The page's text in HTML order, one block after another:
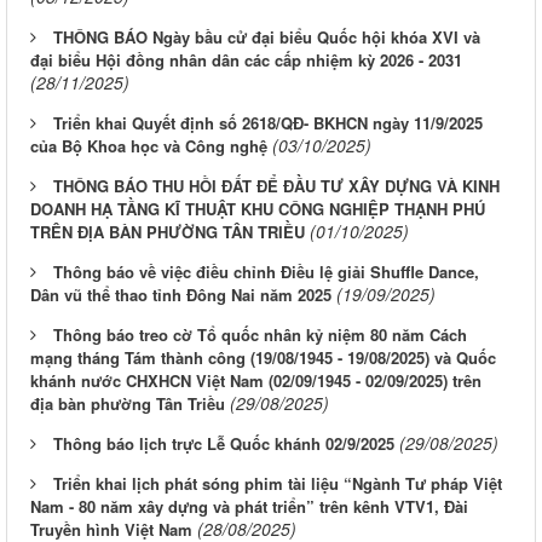
THÔNG BÁO Ngày bầu cử đại biểu Quốc hội khóa XVI và
đại biểu Hội đồng nhân dân các cấp nhiệm kỳ 2026 - 2031
(28/11/2025)
Triển khai Quyết định số 2618/QĐ- BKHCN ngày 11/9/2025
của Bộ Khoa học và Công nghệ (03/10/2025)
THÔNG BÁO THU HỒI ĐẤT ĐỂ ĐẦU TƯ XÂY DỰNG VÀ KINH
DOANH HẠ TẦNG KĨ THUẬT KHU CÔNG NGHIỆP THẠNH PHÚ
TRÊN ĐỊA BÀN PHƯỜNG TÂN TRIỀU (01/10/2025)
Thông báo về việc điều chỉnh Điều lệ giải Shuffle Dance,
Dân vũ thể thao tỉnh Đông Nai năm 2025 (19/09/2025)
Thông báo treo cờ Tổ quốc nhân kỷ niệm 80 năm Cách
mạng tháng Tám thành công (19/08/1945 - 19/08/2025) và Quốc
khánh nước CHXHCN Việt Nam (02/09/1945 - 02/09/2025) trên
địa bàn phường Tân Triều (29/08/2025)
Thông báo lịch trực Lễ Quốc khánh 02/9/2025 (29/08/2025)
Triển khai lịch phát sóng phim tài liệu “Ngành Tư pháp Việt
Nam - 80 năm xây dựng và phát triển” trên kênh VTV1, Đài
Truyền hình Việt Nam (28/08/2025)